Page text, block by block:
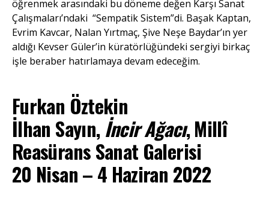
öğrenmek arasındaki bu döneme değen Karşı Sanat
Çalışmaları’ndaki “Sempatik Sistem”di. Başak Kaptan,
Evrim Kavcar, Nalan Yırtmaç, Şive Neşe Baydar’ın yer
aldığı Kevser Güler’in küratörlüğündeki sergiyi birkaç
işle beraber hatırlamaya devam edeceğim.
Furkan Öztekin
İlhan Sayın,İncir Ağacı, Millî
Reasürans Sanat Galerisi
20 Nisan – 4 Haziran 2022